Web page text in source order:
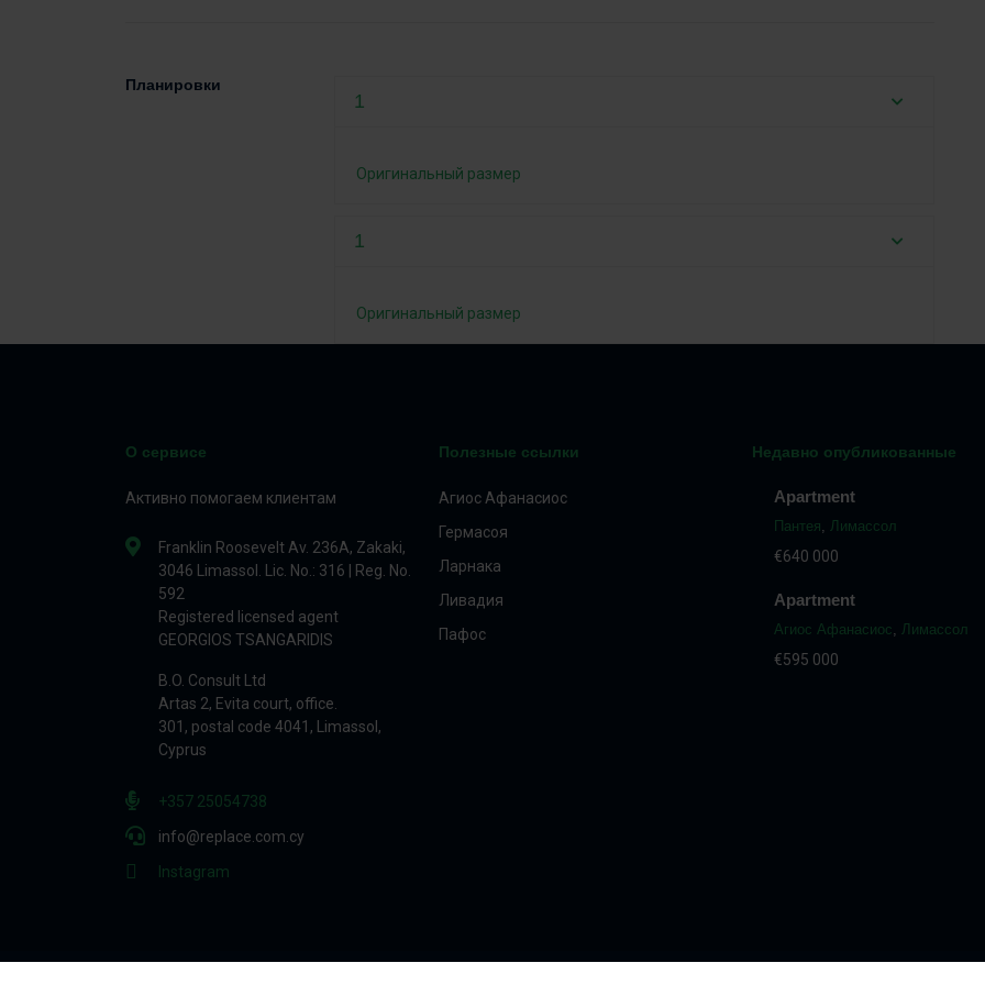
Планировки
1
Оригинальный размер
1
Оригинальный размер
О сервисе
Активно помогаем клиентам
Franklin Roosevelt Av. 236A, Zakaki,
3046 Limassol. Lic. No.: 316 | Reg. No.
592
Registered licensed agent
GEORGIOS TSANGARIDIS
B.O. Consult Ltd
Artas 2, Evita court, office.
301, postal code 4041, Limassol,
Cyprus
+357 25054738
info@replace.com.cy
Instagram
Полезные ссылки
Агиос Афанасиос
Гермасоя
Ларнака
Ливадия
Пафос
Недавно опубликованные
Apartment
Пантея, Лимассол
€640 000
Apartment
Агиос Афанасиос, Лимассол
€595 000